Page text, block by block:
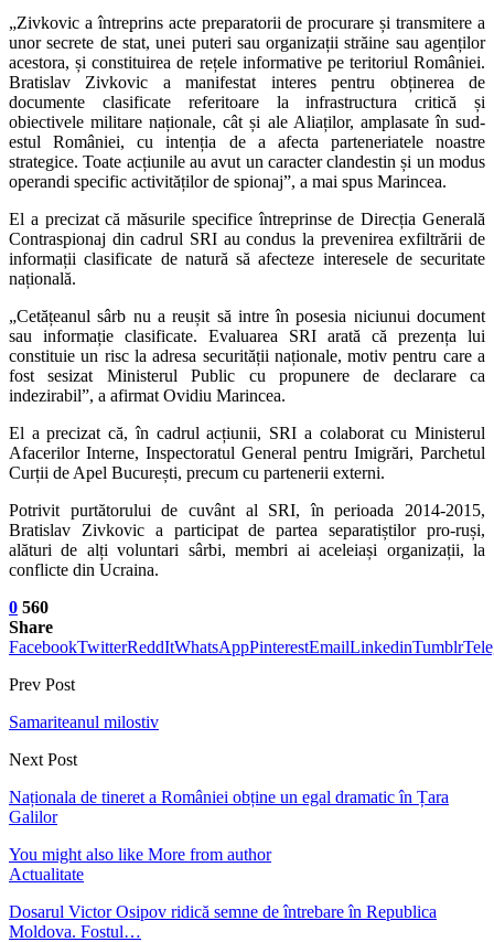
„Zivkovic a întreprins acte preparatorii de procurare și transmitere a
unor secrete de stat, unei puteri sau organizații străine sau agenților
acestora, și constituirea de rețele informative pe teritoriul României.
Bratislav Zivkovic a manifestat interes pentru obținerea de
documente clasificate referitoare la infrastructura critică și
obiectivele militare naționale, cât și ale Aliaților, amplasate în sud-
estul României, cu intenția de a afecta parteneriatele noastre
strategice. Toate acțiunile au avut un caracter clandestin și un modus
operandi specific activităților de spionaj”, a mai spus Marincea.
El a precizat că măsurile specifice întreprinse de Direcția Generală
Contraspionaj din cadrul SRI au condus la prevenirea exfiltrării de
informații clasificate de natură să afecteze interesele de securitate
națională.
„Cetățeanul sârb nu a reușit să intre în posesia niciunui document
sau informație clasificate. Evaluarea SRI arată că prezența lui
constituie un risc la adresa securității naționale, motiv pentru care a
fost sesizat Ministerul Public cu propunere de declarare ca
indezirabil”, a afirmat Ovidiu Marincea.
El a precizat că, în cadrul acțiunii, SRI a colaborat cu Ministerul
Afacerilor Interne, Inspectoratul General pentru Imigrări, Parchetul
Curții de Apel București, precum cu partenerii externi.
Potrivit purtătorului de cuvânt al SRI, în perioada 2014-2015,
Bratislav Zivkovic a participat de partea separatiștilor pro-ruși,
alături de alți voluntari sârbi, membri ai aceleiași organizații, la
conflicte din Ucraina.
0 560
Share
FacebookTwitterReddItWhatsAppPinterestEmailLinkedinTumblr
Prev Post
Samariteanul milostiv
Next Post
Naționala de tineret a României obține un egal dramatic în Țara
Galilor
You might also like More from author
Actualitate
Dosarul Victor Osipov ridică semne de întrebare în Republica
Moldova. Fostul…